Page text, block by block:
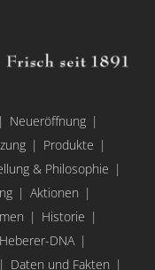
Neueröffnung
Produkte
& Philosophie
Aktionen
Historie
Heberer-DNA
Daten und Fakten